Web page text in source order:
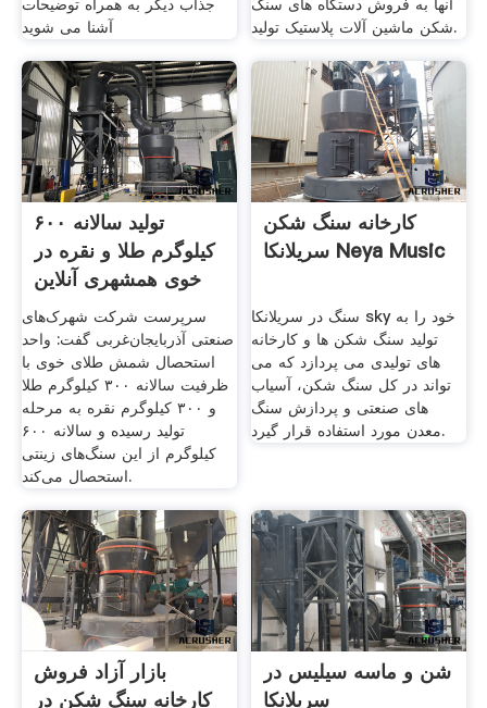
جذاب دیگر به همراه توضیحات
آشنا می شوید
آنها به فروش دستگاه های سنگ
شکن ماشین آلات پلاستیک تولید.
تولید سالانه ۶۰۰
کیلوگرم طلا و نقره در
خوی همشهری آنلاین
سرپرست شرکت شهرک‌های
صنعتی آذربایجان‌غربی گفت: واحد
استحصال شمش طلای خوی با
ظرفیت سالانه ۳۰۰ کیلوگرم طلا
و ۳۰۰ کیلوگرم نقره به مرحله
تولید رسیده و سالانه ۶۰۰
کیلوگرم از این سنگ‌های زینتی
استحصال می‌کند.
کارخانه سنگ شکن
سریلانکا Neya Music
سنگ در سریلانکا sky خود را به
تولید سنگ شکن ها و کارخانه
های تولیدی می پردازد که می
تواند در کل سنگ شکن، آسیاب
های صنعتی و پردازش سنگ
معدن مورد استفاده قرار گیرد.
بازار آزاد فروش
کارخانه سنگ شکن در
شن و ماسه سیلیس در
سریلانکا